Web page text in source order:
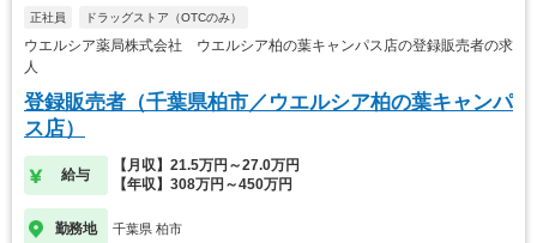
正社員 ドラッグストア（OTCのみ）
ウエルシア薬局株式会社 ウエルシア柏の葉キャンパス店の登録販売者の求
人
登録販売者（千葉県柏市／ウエルシア柏の葉キャンパ
ス店）
給与
【月収】21.5万円～27.0万円
【年収】308万円～450万円
勤務地 千葉県 柏市